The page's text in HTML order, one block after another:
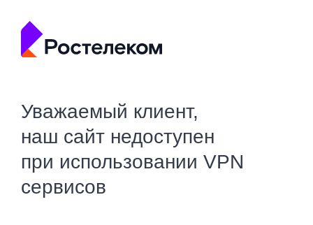
Уважаемый клиент,
наш сайт недоступен
при использовании VPN
сервисов